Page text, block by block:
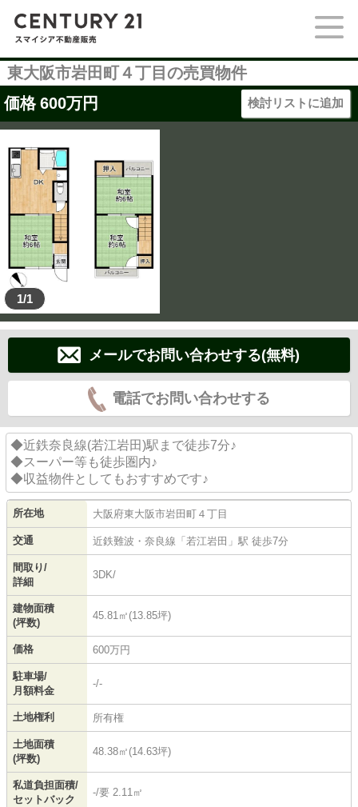
東大阪市岩田町４丁目の売買物件
価格 600万円 検討リストに追加
1/1
メールでお問い合わせする(無料)
電話でお問い合わせする
◆近鉄奈良線(若江岩田)駅まで徒歩7分♪
◆スーパー等も徒歩圏内♪
◆収益物件としてもおすすめです♪
所在地 大阪府東大阪市岩田町 ４丁目
交通 近鉄難波・奈良線 「 若江岩田 」駅 徒歩7分
間取り/
詳細
3DK/
建物面積
(坪数)
45.81㎡(13.85坪)
価格 600万円
駐車場/
月額料金
-/-
土地権利 所有権
土地面積
(坪数)
48.38㎡(14.63坪)
私道負担面積/
セットバック
-/要 2.11㎡